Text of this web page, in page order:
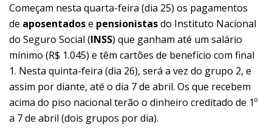
Começam nesta quarta-feira (dia 25) os pagamentos
de aposentadose pensionistasdo Instituto Nacional
do Seguro Social (INSS) que ganham até um salário
mínimo (R$ 1.045) e têm cartões de benefício com final
1. Nesta quinta-feira (dia 26), será a vez do grupo 2, e
assim por diante, até o dia 7 de abril. Os que recebem
acima do piso nacional terão o dinheiro creditado de 1º
a 7 de abril (dois grupos por dia).